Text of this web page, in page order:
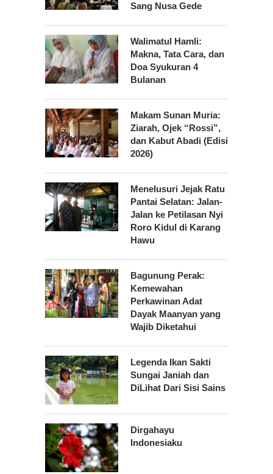
Sang Nusa Gede
Walimatul Hamli:
Makna, Tata Cara, dan
Doa Syukuran 4
Bulanan
Makam Sunan Muria:
Ziarah, Ojek “Rossi”,
dan Kabut Abadi (Edisi
2026)
Menelusuri Jejak Ratu
Pantai Selatan: Jalan-
Jalan ke Petilasan Nyi
Roro Kidul di Karang
Hawu
Bagunung Perak:
Kemewahan
Perkawinan Adat
Dayak Maanyan yang
Wajib Diketahui
Legenda Ikan Sakti
Sungai Janiah dan
DiLihat Dari Sisi Sains
Dirgahayu
Indonesiaku